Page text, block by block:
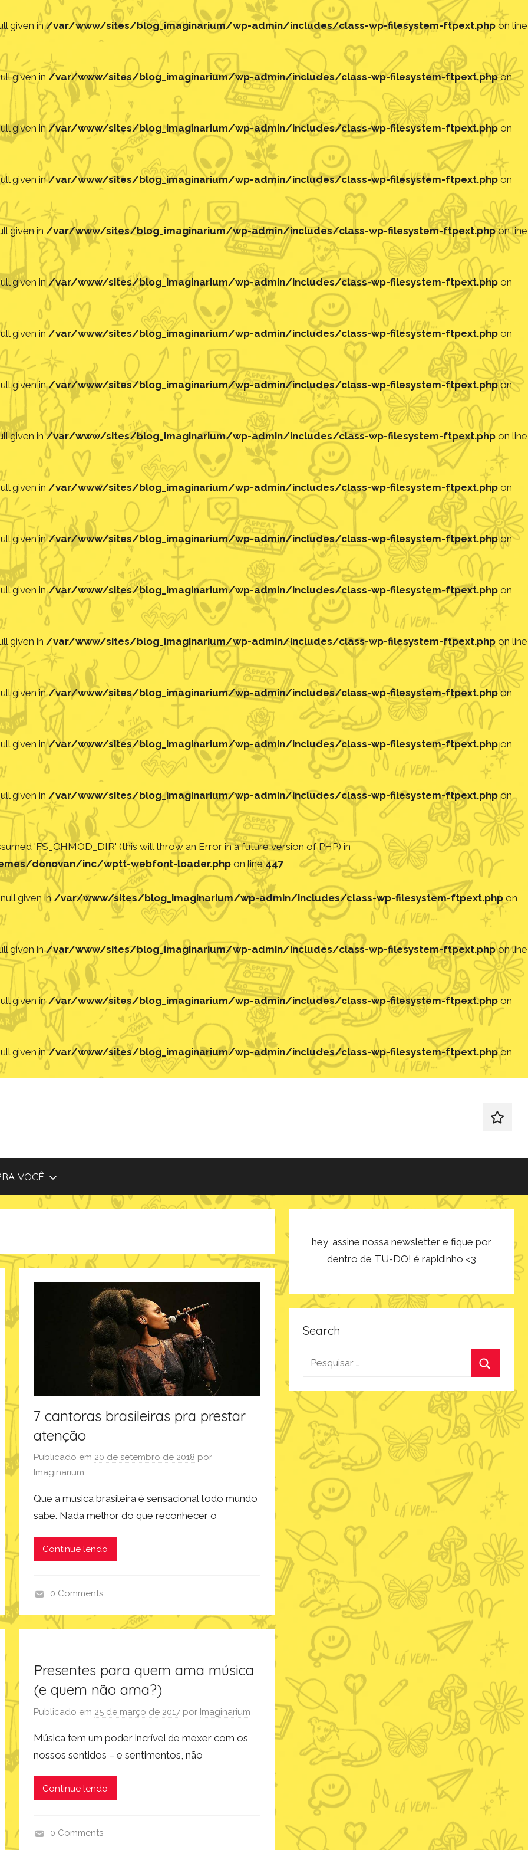
given in/var/www/sites/blog_imaginarium/wp-admin/includes/class-wp-filesystem-ftpext.php on line
given in /var/www/sites/blog_imaginarium/wp-admin/includes/class-wp-filesystem-ftpext.phpon
given in/var/www/sites/blog_imaginarium/wp-admin/includes/class-wp-filesystem-ftpext.php on
given in/var/www/sites/blog_imaginarium/wp-admin/includes/class-wp-filesystem-ftpext.php on
given in /var/www/sites/blog_imaginarium/wp-admin/includes/class-wp-filesystem-ftpext.phpon line
given in /var/www/sites/blog_imaginarium/wp-admin/includes/class-wp-filesystem-ftpext.php on
given in /var/www/sites/blog_imaginarium/wp-admin/includes/class-wp-filesystem-ftpext.php on
given in/var/www/sites/blog_imaginarium/wp-admin/includes/class-wp-filesystem-ftpext.phpon
given in/var/www/sites/blog_imaginarium/wp-admin/includes/class-wp-filesystem-ftpext.php on line
given in /var/www/sites/blog_imaginarium/wp-admin/includes/class-wp-filesystem-ftpext.php on
given in/var/www/sites/blog_imaginarium/wp-admin/includes/class-wp-filesystem-ftpext.phpon
given in/var/www/sites/blog_imaginarium/wp-admin/includes/class-wp-filesystem-ftpext.php on
given in /var/www/sites/blog_imaginarium/wp-admin/includes/class-wp-filesystem-ftpext.php on line
given in/var/www/sites/blog_imaginarium/wp-admin/includes/class-wp-filesystem-ftpext.phpon
given in/var/www/sites/blog_imaginarium/wp-admin/includes/class-wp-filesystem-ftpext.phpon
given in /var/www/sites/blog_imaginarium/wp-admin/includes/class-wp-filesystem-ftpext.phpon
'FS_CHMOD_DIR' (this will throw an Error in a future version of PHP) in
donovan/inc/wptt-webfont-loader.php on line447
given in/var/www/sites/blog_imaginarium/wp-admin/includes/class-wp-filesystem-ftpext.php on
given in/var/www/sites/blog_imaginarium/wp-admin/includes/class-wp-filesystem-ftpext.phpon line
given in/var/www/sites/blog_imaginarium/wp-admin/includes/class-wp-filesystem-ftpext.php on
given in/var/www/sites/blog_imaginarium/wp-admin/includes/class-wp-filesystem-ftpext.phpon
redes
VOCÊ
7 cantoras brasileiras pra prestar
atenção
Publicado em 20 de setembro de 2018 por
Imaginarium
Que a música brasileira é sensacional todo mundo
sabe. Nada melhor do que reconhecer o
Continue lendo
n
a
r
,
p
0 Comments
Presentes para quem ama música
(e quem não ama?)
Publicado em 25 de março de 2017 por Imaginarium
Música tem um poder incrível de mexer com os
nossos sentidos – e sentimentos, não
Continue lendo
0 Comments
hey, assine nossa newsletter e fique por
dentro de TU-DO! é rapidinho <3
Search
Pesquisar